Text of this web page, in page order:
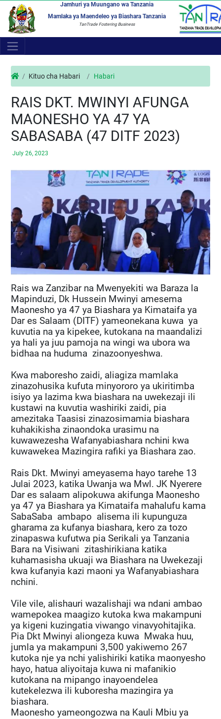
Jamhuri ya Muungano wa Tanzania
Mamlaka ya Maendeleo ya Biashara Tanzania
TanTrade Fostering Business
Kituo cha Habari Habari
RAIS DKT. MWINYI AFUNGA
MAONESHO YA 47 YA
SABASABA (47 DITF 2023)
July 26, 2023
Rais wa Zanzibar na Mwenyekiti wa Baraza la
Mapinduzi, Dk Hussein Mwinyi amesema
Maonesho ya 47 ya Biashara ya Kimataifa ya
Dar es Salaam (DITF) yameonekana kuwa ya
kuvutia na ya kipekee, kutokana na maandalizi
ya hali ya juu pamoja na wingi wa ubora wa
bidhaa na huduma zinazoonyeshwa.
Kwa maboresho zaidi, aliagiza mamlaka
zinazohusika kufuta minyororo ya ukiritimba
isiyo ya lazima kwa biashara na uwekezaji ili
kustawi na kuvutia washiriki zaidi, pia
amezitaka Taasisi zinazosimamia biashara
kuhakikisha zinaondoka urasimu na
kuwawezesha Wafanyabiashara nchini kwa
kuwawekea Mazingira rafiki ya Biashara zao.
Rais Dkt. Mwinyi ameyasema hayo tarehe 13
Julai 2023, katika Uwanja wa Mwl. JK Nyerere
Dar es salaam alipokuwa akifunga Maonesho
ya 47 ya Biashara ya Kimataifa mahalufu kama
SabaSaba ambapo alisema ili kupunguza
gharama za kufanya biashara, kero za tozo
zinapaswa kufutwa pia Serikali ya Tanzania
Bara na Visiwani zitashirikiana katika
kuhamasisha ukuaji wa Biashara na Uwekezaji
kwa kufanyia kazi maoni ya Wafanyabiashara
nchini.
Vile vile, alishauri wazalishaji wa ndani ambao
wamepokea maagizo kutoka kwa makampuni
ya kigeni kuzingatia viwango vinavyohitajika.
Pia Dkt Mwinyi aliongeza kuwa Mwaka huu,
jumla ya makampuni 3,500 yakiwemo 267
kutoka nje ya nchi yalishiriki katika maonyesho
hayo, hatua aliyoitaja kuwa ni mafanikio
kutokana na mipango inayoendelea
kutekelezwa ili kuboresha mazingira ya
biashara.
Maonesho yameongozwa na Kauli Mbiu ya